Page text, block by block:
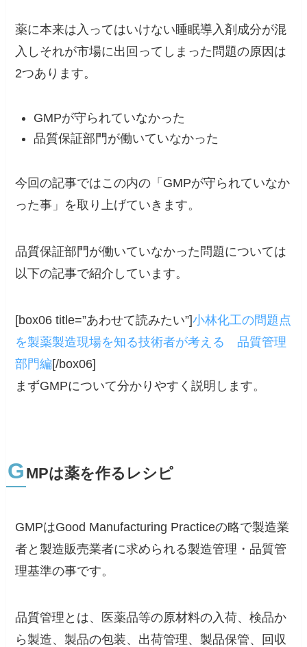
薬に本来は入ってはいけない睡眠導入剤成分が混
入しそれが市場に出回ってしまった問題の原因は
2つあります。
GMPが守られていなかった
品質保証部門が働いていなかった
今回の記事ではこの内の「GMPが守られていなか
った事」を取り上げていきます。
品質保証部門が働いていなかった問題については
以下の記事で紹介しています。
[box06 title=”あわせて読みたい”]小林化工の問題点
を製薬製造現場を知る技術者が考える 品質管理
部門編[/box06]
まずGMPについて分かりやすく説明します。
G MPは薬を作るレシピ
GMPはGood Manufacturing Practiceの略で製造業
者と製造販売業者に求められる製造管理・品質管
理基準の事です。
品質管理とは、医薬品等の原材料の入荷、検品か
ら製造、製品の包装、出荷管理、製品保管、回収